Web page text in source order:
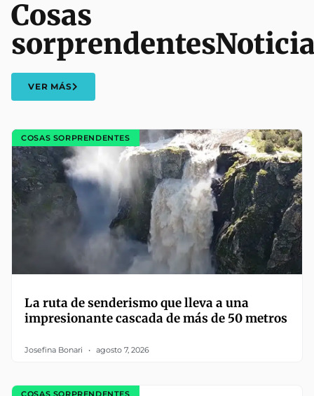
Cosas
sorprendentes
VER MÁS
COSAS SORPRENDENTES
La ruta de senderismo que lleva a una
impresionante cascada de más de 50 metros
Josefina Bonari agosto 7, 2026
COSAS SORPRENDENTES